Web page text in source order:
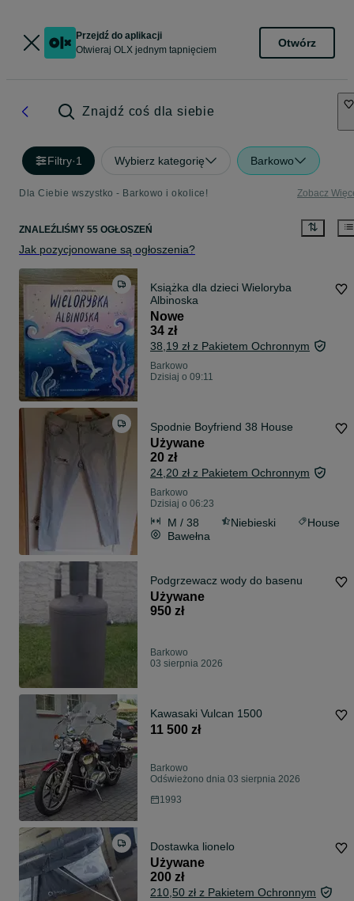
Przejdź do aplikacji
Otwieraj OLX jednym tapnięciem
Otwórz
Znajdź coś dla siebie
Filtry·1 Wybierz kategorię Barkowo
Dla Ciebie wszystko - Barkowo i okolice! Zobacz
ZNALEŹLIŚMY 55 OGŁOSZEŃ
Jak pozycjonowane są ogłoszenia?
Książka dla dzieci Wieloryba
Albinoska
Nowe
34 zł
38,19 zł z Pakietem Ochronnym
Barkowo
Dzisiaj o 09:11
Spodnie Boyfriend 38 House
Używane
20 zł
24,20 zł z Pakietem Ochronnym
Barkowo
Dzisiaj o 06:23
M / 38 Niebieski
House
Bawełna
Podgrzewacz wody do basenu
Używane
950 zł
Barkowo
03 sierpnia 2026
Kawasaki Vulcan 1500
11 500 zł
Barkowo
Odświeżono dnia 03 sierpnia 2026
1993
Dostawka lionelo
Używane
200 zł
210,50 zł z Pakietem Ochronnym